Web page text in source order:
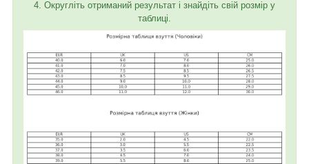
4. Округліть отриманий результат і знайдіть свій розмір у
таблиці.